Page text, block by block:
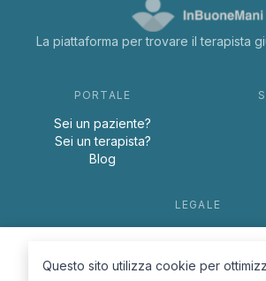
La piattaforma per trovare il terapista
PORTALE
Sei un paziente?
Sei un terapista?
Blog
LEGALE
Cookie Policy
Questo sito utilizza cookie per